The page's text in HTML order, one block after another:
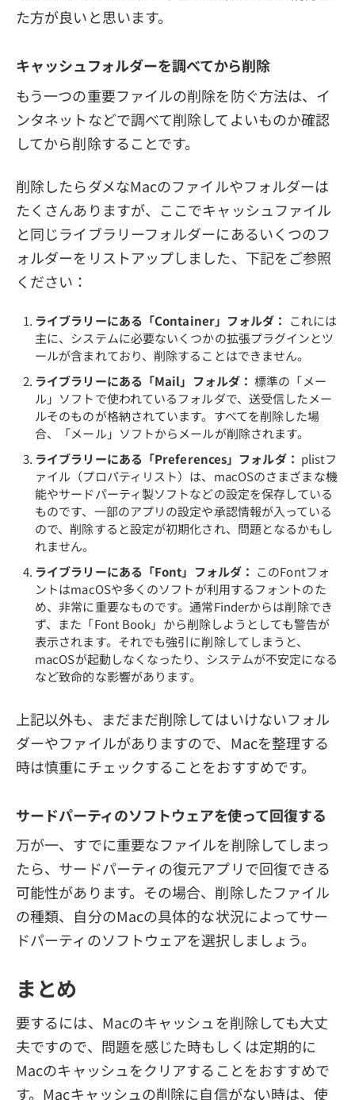
た方が良いと思います。
キャッシュフォルダーを調べてから削除
もう一つの重要ファイルの削除を防ぐ方法は、イ
ンタネットなどで調べて削除してよいものか確認
してから削除することです。
削除したらダメなMacのファイルやフォルダーは
たくさんありますが、ここでキャッシュファイル
と同じライブラリーフォルダーにあるいくつのフ
ォルダーをリストアップしました、下記をご参照
ください：
ライブラリーにある「Container」フォルダ： これには
主に、システムに必要ないくつかの拡張プラグインとツ
ールが含まれており、削除することはできません。
ライブラリーにある「Mail」フォルダ： 標準の「メー
ル」ソフトで使われているフォルダで、送受信したメー
ルそのものが格納されています。すべてを削除した場
合、「メール」ソフトからメールが削除されます。
ライブラリーにある「Preferences」フォルダ： plistフ
ァイル（プロパティリスト）は、macOSのさまざまな機
能やサードパーティ製ソフトなどの設定を保存している
ものです、一部のアプリの設定や承認情報が入っている
ので、削除すると設定が初期化され、問題となるかもし
れません。
ライブラリーにある「Font」フォルダ： このFontフォ
ントはmacOSや多くのソフトが利用するフォントのた
め、非常に重要なものです。通常Finderからは削除でき
ず、また「Font Book」から削除しようとしても警告が
表示されます。それでも強引に削除してしまうと、
macOSが起動しなくなったり、システムが不安定になる
など致命的な影響があります。
上記以外も、まだまだ削除してはいけないフォル
ダーやファイルがありますので、Macを整理する
時は慎重にチェックすることをおすすめです。
サードパーティのソフトウェアを使って回復する
万が一、すでに重要なファイルを削除してしまっ
たら、サードパーティの復元アプリで回復できる
可能性があります。その場合、削除したファイル
の種類、自分のMacの具体的な状況によってサー
ドパーティのソフトウェアを選択しましょう。
まとめ
要するには、Macのキャッシュを削除しても大丈
夫ですので、問題を感じた時もしくは定期的に
Macのキャッシュをクリアすることをおすすめで
す。Macキャッシュの削除に自信がない時は、使